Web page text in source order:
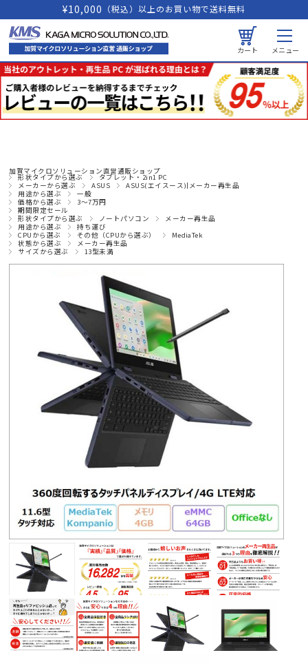
¥10,000 （税込）以上のお買い物で送料無料
カート メニュー
加賀マイクロソリューション直営通販ショップ
形状タイプから選ぶ
タブレット・2in1 PC
メーカーから選ぶ
ASUS
ASUS(エイスース)|メーカー再生品
用途から選ぶ
一般
価格から選ぶ
3～7万円
期間限定セール
形状タイプから選ぶ
ノートパソコン
メーカー再生品
用途から選ぶ
持ち運び
CPUから選ぶ
その他（CPUから選ぶ）
MediaTek
状態から選ぶ
メーカー再生品
サイズから選ぶ
13型未満